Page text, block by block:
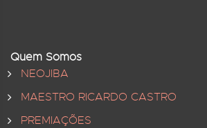
Quem Somos
NEOJIBA
MAESTRO RICARDO CASTRO
PREMIAÇÕES